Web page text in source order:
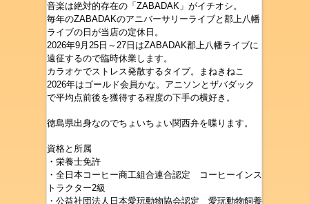
音楽は絶対的存在の「ZABADAK」がイチオシ。
毎年のZABADAKのアニバーサリーライブと郡上八幡
ライブの日が当店の定休日。
2026年9月25日～27日はZABADAK郡上八幡ライブに
遠征するので臨時休業します。
カラオケでストレス発散するタイプ。まねきねこ
2026年はゴールド会員かな。アニソンとザバダック
で平均点前後を獲得する程度の下手の横好き。
徳島県出身なのでちょいちょい関西弁を喋ります。
資格と所属
・栄養士免許
・全日本コーヒー商工組合連合認定 コーヒーインス
トラクター2級
・公益社団法人日本愛玩動物協会認定 愛玩動物飼養